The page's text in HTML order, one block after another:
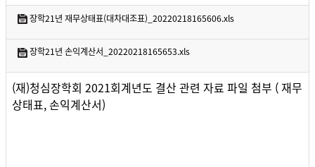
장학21년 재무상태표(대차대조표)_20220218165606.xls
장학21년 손익계산서_20220218165653.xls
(재)청심장학회 2021회계년도 결산 관련 자료 파일 첨부 ( 재무
상태표, 손익계산서)